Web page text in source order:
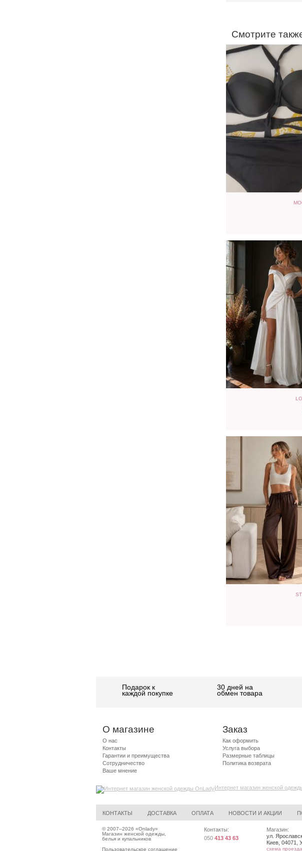
Смотрите
шоколадные
летние
Подарок к
каждой покупке
30 дней на
обмен товара
О магазине
О нас
Контакты
Гарантии и преимущества
Сотрудничество
Ваше мнение
Заказ
Как оформить
Услуга выбора
Размерные таблицы
Политика возврата
Интернет магазин женской
КОНТАКТЫ ДОСТАВКА ОПЛАТА НОВОСТИ И АКЦИИ
© 2007–2026 «Onlady»
Магазин женской одежды,
белья и купальников
Пользовательское соглашение
Контакты:
050 413 43 63
Магазин:
ул.
Киев 04071
схема проезда